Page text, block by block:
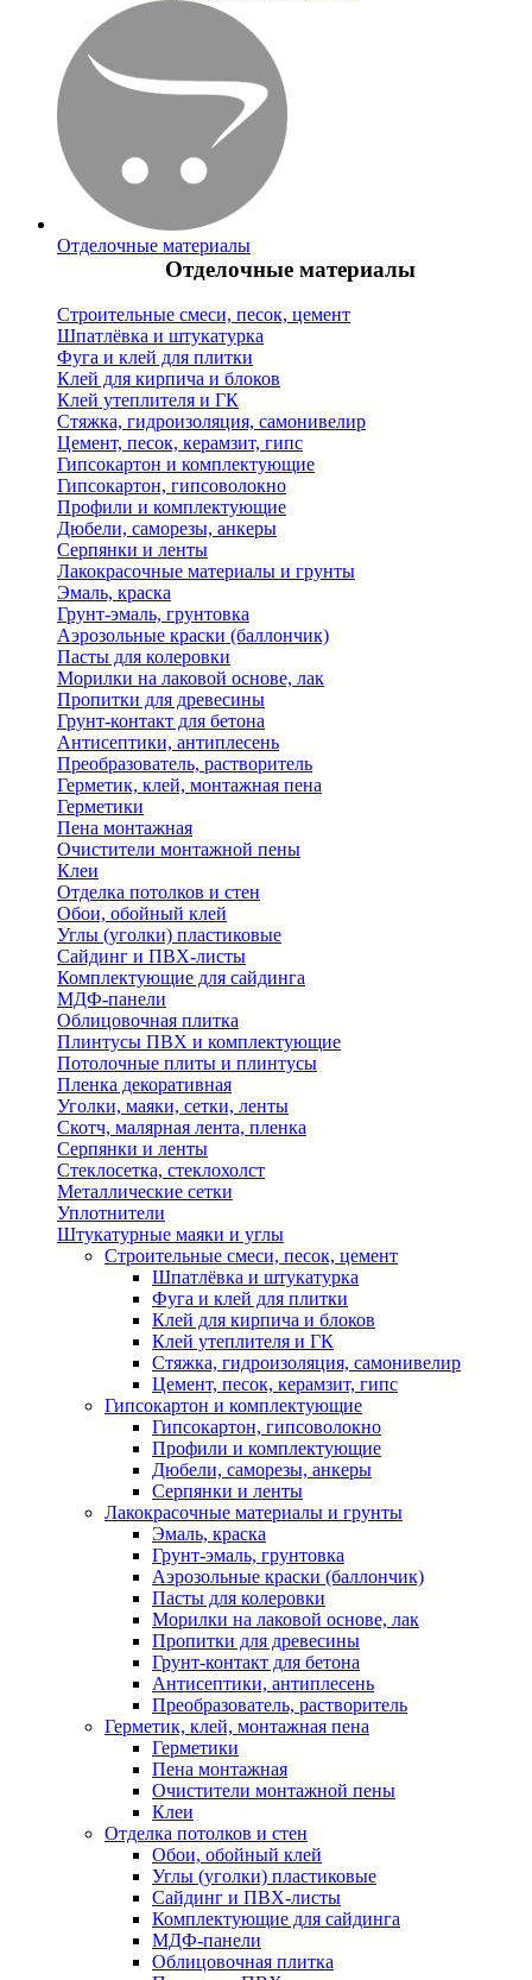
Отделочные материалы
Отделочные материалы
Строительные смеси, песок, цемент
Шпатлёвка и штукатурка
Фуга и клей для плитки
Клей для кирпича и блоков
Клей утеплителя и ГК
Стяжка, гидроизоляция, самонивелир
Цемент, песок, керамзит, гипс
Гипсокартон и комплектующие
Гипсокартон, гипсоволокно
Профили и комплектующие
Дюбели, саморезы, анкеры
Серпянки и ленты
Лакокрасочные материалы и грунты
Эмаль, краска
Грунт-эмаль, грунтовка
Аэрозольные краски (баллончик)
Пасты для колеровки
Морилки на лаковой основе, лак
Пропитки для древесины
Грунт-контакт для бетона
Антисептики, антиплесень
Преобразователь, растворитель
Герметик, клей, монтажная пена
Герметики
Пена монтажная
Очистители монтажной пены
Клеи
Отделка потолков и стен
Обои, обойный клей
Углы (уголки) пластиковые
Сайдинг и ПВХ-листы
Комплектующие для сайдинга
МДФ-панели
Облицовочная плитка
Плинтусы ПВХ и комплектующие
Потолочные плиты и плинтусы
Пленка декоративная
Уголки, маяки, сетки, ленты
Скотч, малярная лента, пленка
Серпянки и ленты
Стеклосетка, стеклохолст
Металлические сетки
Уплотнители
Штукатурные маяки и углы
Строительные смеси, песок, цемент
Шпатлёвка и штукатурка
Фуга и клей для плитки
Клей для кирпича и блоков
Клей утеплителя и ГК
Стяжка, гидроизоляция, самонивелир
Цемент, песок, керамзит, гипс
Гипсокартон и комплектующие
Гипсокартон, гипсоволокно
Профили и комплектующие
Дюбели, саморезы, анкеры
Серпянки и ленты
Лакокрасочные материалы и грунты
Эмаль, краска
Грунт-эмаль, грунтовка
Аэрозольные краски (баллончик)
Пасты для колеровки
Морилки на лаковой основе, лак
Пропитки для древесины
Грунт-контакт для бетона
Антисептики, антиплесень
Преобразователь, растворитель
Герметик, клей, монтажная пена
Герметики
Пена монтажная
Очистители монтажной пены
Клеи
Отделка потолков и стен
Обои, обойный клей
Углы (уголки) пластиковые
Сайдинг и ПВХ-листы
Комплектующие для сайдинга
МДФ-панели
Облицовочная плитка